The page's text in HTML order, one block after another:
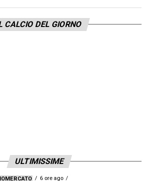
, per la quale però il
CALCIO DEL GIORNO
ULTIMISSIME
6 ore ago